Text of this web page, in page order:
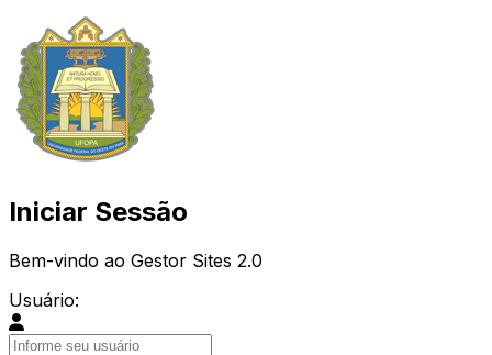
Iniciar Sessão
Bem-vindo ao Gestor Sites 2.0
Usuário: